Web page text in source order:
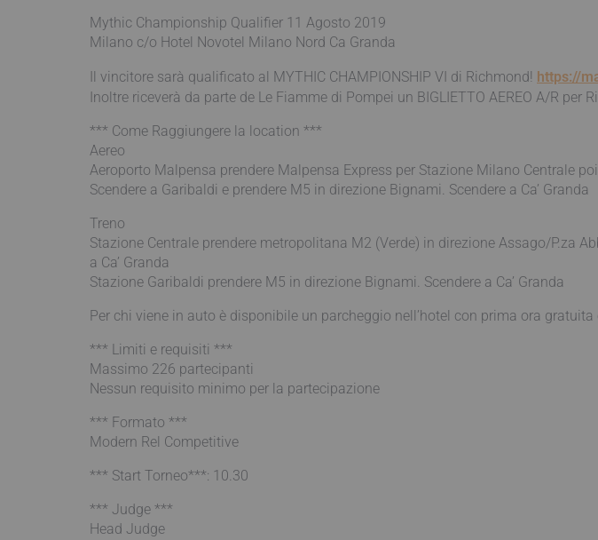
Mythic Championship Qualifier 11 Agosto 2019
Milano c/o Hotel Novotel Milano Nord Ca Granda
Il vincitore sarà qualificato al MYTHIC CHAMPIONSHIP VI di Richmond! https://
Inoltre riceverà da parte de Le Fiamme di Pompei un BIGLIETTO AEREO A/R per
*** Come Raggiungere la location ***
Aereo
Aeroporto Malpensa prendere Malpensa Express per Stazione Milano Centrale
Scendere a Garibaldi e prendere M5 in direzione Bignami. Scendere a Ca’ Granda
Treno
Stazione Centrale prendere metropolitana M2 (Verde) in direzione Assago/P.za
a Ca’ Granda
Stazione Garibaldi prendere M5 in direzione Bignami. Scendere a Ca’ Granda
Per chi viene in auto è disponibile un parcheggio nell’hotel con prima ora gratuita
*** Limiti e requisiti ***
Massimo 226 partecipanti
Nessun requisito minimo per la partecipazione
*** Formato ***
Modern Rel Competitive
*** Start Torneo***: 10.30
*** Judge ***
Head Judge